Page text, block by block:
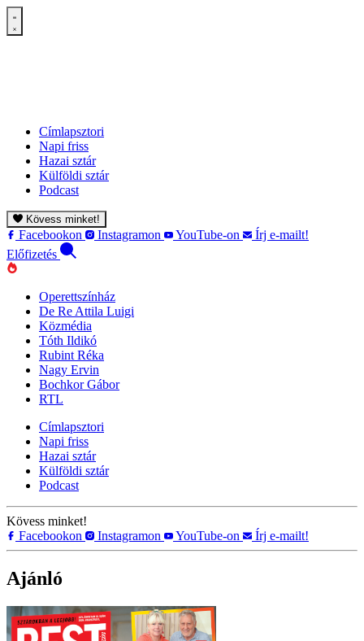
Címlapsztori
Napi friss
Hazai sztár
Külföldi sztár
Podcast
Kövess minket!
Facebookon Instagramon YouTube-on
Írj e-mailt!
Előfizetés
Operettszínház
De Re Attila Luigi
Közmédia
Tóth Ildikó
Rubint Réka
Nagy Ervin
Bochkor Gábor
RTL
Címlapsztori
Napi friss
Hazai sztár
Külföldi sztár
Podcast
Kövess minket!
Facebookon
Instagramon YouTube-on Írj e-mailt!
Ajánló